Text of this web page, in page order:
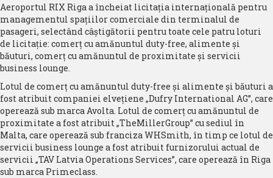
Aeroportul RIX Riga a încheiat licitația internațională pentru
managementul spațiilor comerciale din terminalul de
pasageri, selectând câștigătorii pentru toate cele patru loturi
de licitație: comerț cu amănuntul duty-free, alimente și
băuturi, comerț cu amănuntul de proximitate și servicii
business lounge.
Lotul de comerț cu amănuntul duty-free și alimente și băuturi a
fost atribuit companiei elvețiene „Dufry International AG”, care
operează sub marca Avolta. Lotul de comerț cu amănuntul de
proximitate a fost atribuit „TheMillerGroup” cu sediul în
Malta, care operează sub franciza WHSmith, în timp ce lotul de
servicii business lounge a fost atribuit furnizorului actual de
servicii „TAV Latvia Operations Services”, care operează în Riga
sub marca Primeclass.